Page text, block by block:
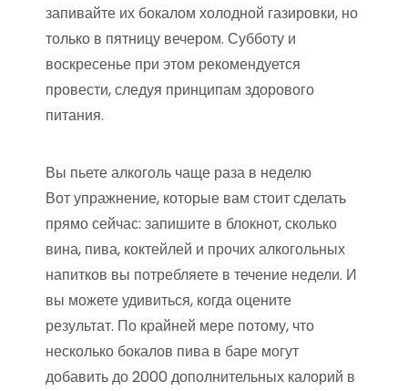
запивайте их бокалом холодной газировки, но
только в пятницу вечером. Субботу и
воскресенье при этом рекомендуется
провести, следуя принципам здорового
питания.
Вы пьете алкоголь чаще раза в неделю
Вот упражнение, которые вам стоит сделать
прямо сейчас: запишите в блокнот, сколько
вина, пива, коктейлей и прочих алкогольных
напитков вы потребляете в течение недели. И
вы можете удивиться, когда оцените
результат. По крайней мере потому, что
несколько бокалов пива в баре могут
добавить до 2000 дополнительных калорий в